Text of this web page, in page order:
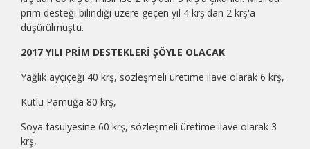
prim desteği bilindiği üzere geçen yıl 4 krş'dan 2 krş'a
düşürülmüştü.
2017 YILI PRİM DESTEKLERİ ŞÖYLE OLACAK
Yağlık ayçiçeği 40 krş, sözleşmeli üretime ilave olarak 6 krş,
Kütlü Pamuğa 80 krş,
Soya fasulyesine 60 krş, sözleşmeli üretime ilave olarak 3
krş,